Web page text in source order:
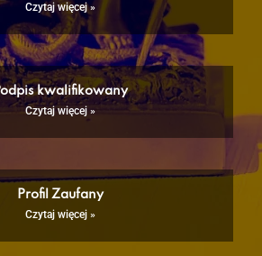
Czytaj więcej »
kwalifikowany
Czytaj więcej »
Profil Zaufany
Czytaj więcej »